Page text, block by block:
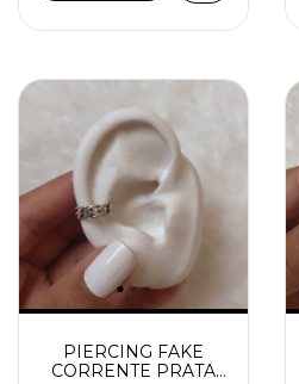
PIERCING FAKE
CORRENTE PRATA